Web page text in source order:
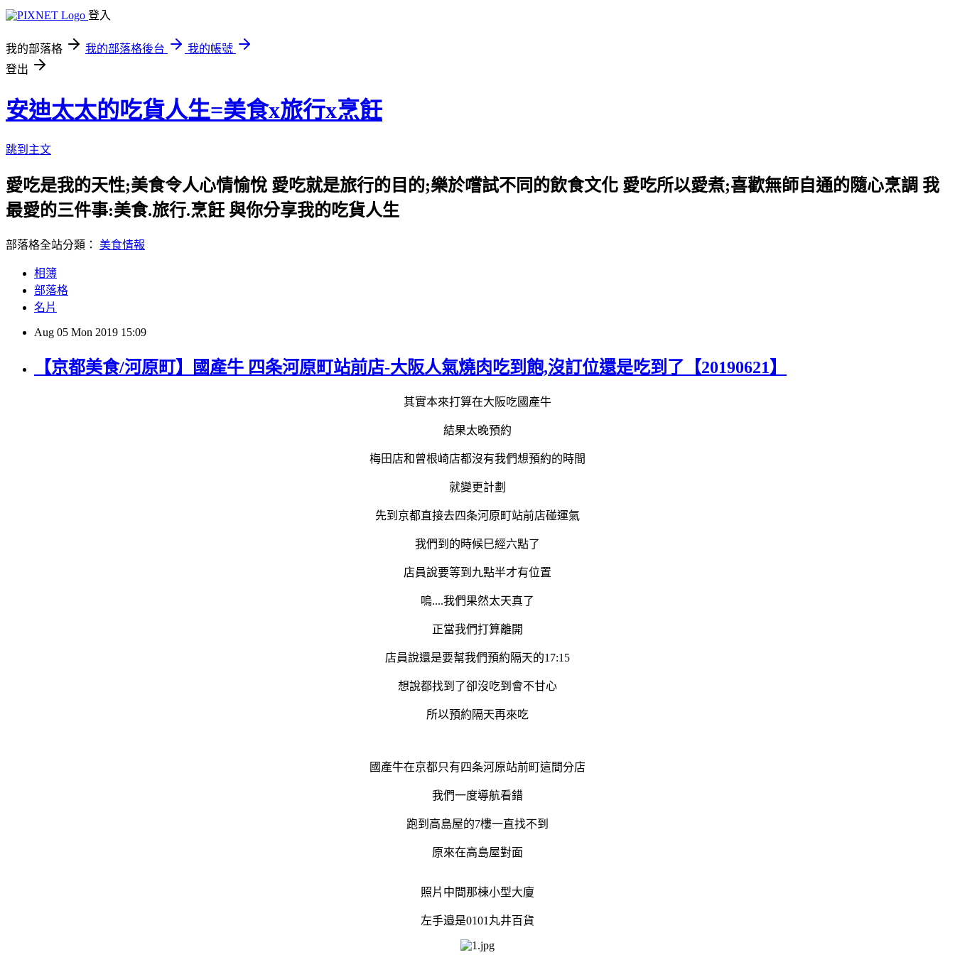
登入
我的部落格 我的部落格後台
我的帳號
登出
安迪太太的吃貨人生=美食x旅行x烹飪
跳到主文
愛吃是我的天性;美食令人心情愉悅 愛吃就是旅行的目的;樂於嚐試不同的飲食文化 愛吃所以愛煮;喜歡無師自通的隨心烹調 我
最愛的三件事:美食.旅行.烹飪 與你分享我的吃貨人生
部落格全站分類： 美食情報
相簿
部落格
名片
Aug 05 Mon 2019 15:09
【京都美食/河原町】國產牛 四条河原町站前店-大阪人氣燒肉吃到飽,沒訂位還是吃到了【20190621】
其實本來打算在大阪吃國產牛
結果太晚預約
梅田店和曾根崎店都沒有我們想預約的時間
就變更計劃
先到京都直接去四条河原町站前店碰運氣
我們到的時候巳經六點了
店員說要等到九點半才有位置
嗚....我們果然太天真了
正當我們打算離開
店員說還是要幫我們預約隔天的17:15
想說都找到了卻沒吃到會不甘心
所以預約隔天再來吃
國產牛在京都只有四条河原站前町這間分店
我們一度導航看錯
跑到高島屋的7樓一直找不到
原來在高島屋對面
照片中間那棟小型大廈
左手邉是0101丸井百貨